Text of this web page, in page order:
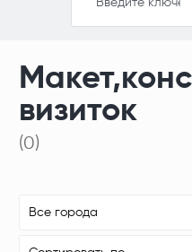
визиток
(0)
Все города